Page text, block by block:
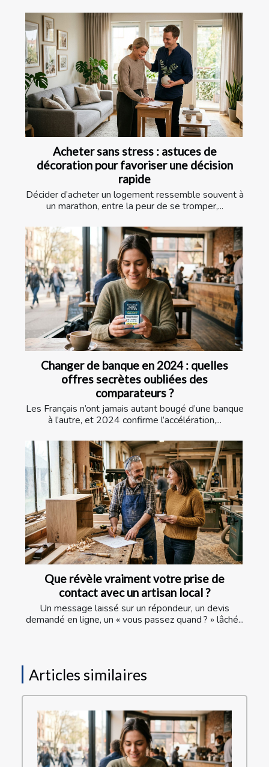
Acheter sans stress : astuces de
décoration pour favoriser une décision
rapide
Décider d’acheter un logement ressemble souvent à
un marathon, entre la peur de se tromper,...
Changer de banque en 2024 : quelles
offres secrètes oubliées des
comparateurs ?
Les Français n’ont jamais autant bougé d’une banque
à l’autre, et 2024 confirme l’accélération,...
Que révèle vraiment votre prise de
contact avec un artisan local ?
Un message laissé sur un répondeur, un devis
demandé en ligne, un « vous passez quand ? » lâché...
Articles similaires